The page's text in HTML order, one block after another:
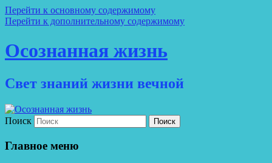
Перейти к основному содержимому
Перейти к дополнительному содержимому
Осознанная жизнь
Свет знаний жизни вечной
Поиск
Главное меню